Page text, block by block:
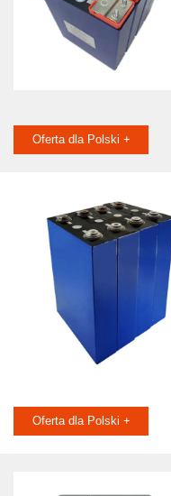
Oferta dla Polski +
Oferta dla Polski +